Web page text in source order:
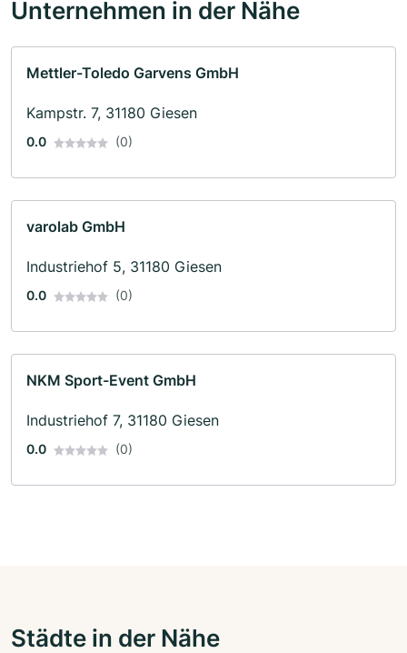
Unternehmen in der Nähe
Mettler-Toledo Garvens GmbH
Kampstr. 7, 31180 Giesen
0.0 (0)
varolab GmbH
Industriehof 5, 31180 Giesen
0.0 (0)
NKM Sport-Event GmbH
Industriehof 7, 31180 Giesen
0.0 (0)
Städte in der Nähe